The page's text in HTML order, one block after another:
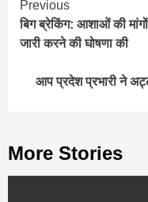
Continue
Reading
Previous
बिग ब्रेकिंग: आशाओं की
जारी करने की घोषणा की
आप प्रदेश प्रभारी ने
More Stories